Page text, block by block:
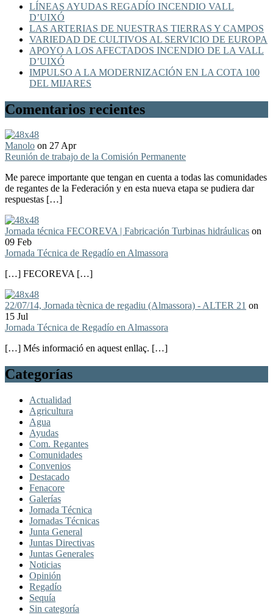
LÍNEAS AYUDAS REGADÍO INCENDIO VALL
D’UIXÓ
LAS ARTERIAS DE NUESTRAS TIERRAS Y CAMPOS
VARIEDAD DE CULTIVOS AL SERVICIO DE EUROPA
APOYO A LOS AFECTADOS INCENDIO DE LA VALL
D’UIXÓ
IMPULSO A LA MODERNIZACIÓN EN LA COTA 100
DEL MIJARES
Comentarios recientes
Manolo on 27 Apr
Reunión de trabajo de la Comisión Permanente
Me parece importante que tengan en cuenta a todas las comunidades
de regantes de la Federación y en esta nueva etapa se pudiera dar
respuestas […]
Jornada técnica FECOREVA | Fabricación Turbinas hidráulicas on
09 Feb
Jornada Técnica de Regadío en Almassora
[…] FECOREVA […]
22/07/14, Jornada tècnica de regadiu (Almassora) - ALTER 21 on
15 Jul
Jornada Técnica de Regadío en Almassora
[…] Més informació en aquest enllaç. […]
Categorías
Actualidad
Agricultura
Agua
Ayudas
Com. Regantes
Comunidades
Convenios
Destacado
Fenacore
Galerías
Jornada Técnica
Jornadas Técnicas
Junta General
Juntas Directivas
Juntas Generales
Noticias
Opinión
Regadío
Sequía
Sin categoría